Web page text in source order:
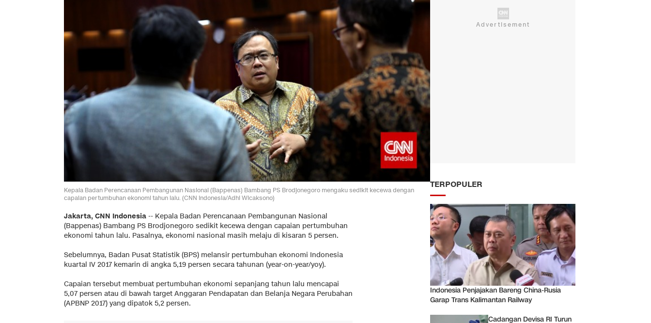
Kepala Badan Perencanaan Pembangunan Nasional (Bappenas) Bambang PS Brodjonegoro mengaku sedikit kecewa dengan
capaian pertumbuhan ekonomi tahun lalu. (CNN Indonesia/Adhi Wicaksono)
Jakarta, CNN Indonesia -- Kepala Badan Perencanaan Pembangunan Nasional
(Bappenas) Bambang PS Brodjonegoro sedikit kecewa dengan capaian pertumbuhan
ekonomi tahun lalu. Pasalnya, ekonomi nasional masih melaju di kisaran 5 persen.
Sebelumnya, Badan Pusat Statistik (BPS) melansir pertumbuhan ekonomi Indonesia
kuartal IV 2017 kemarin di angka 5,19 persen secara tahunan (year-on-year/yoy).
Capaian tersebut membuat pertumbuhan ekonomi sepanjang tahun lalu mencapai
5,07 persen atau di bawah target Anggaran Pendapatan dan Belanja Negara Perubahan
(APBNP 2017) yang dipatok 5,2 persen.
TERPOPULER
Indonesia Penjajakan Bareng China-Rusia
Garap Trans Kalimantan Railway
Cadangan Devisa RI Turun